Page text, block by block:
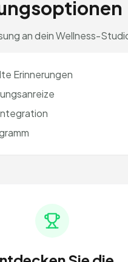
an dein Wellness-
Erinnerungen